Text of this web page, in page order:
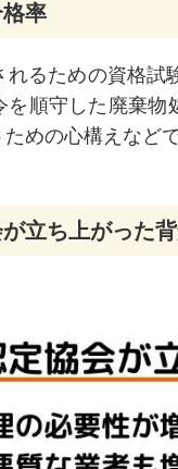
率
れるための資格試
を順守した廃棄
めの心構えなどで
立ち上がった